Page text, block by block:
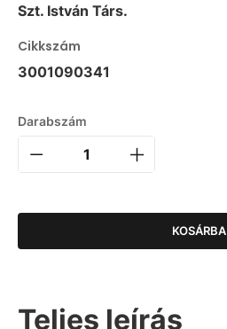
Szt. István Társ.
Cikkszám
3001090341
Darabszám
KOSÁRBA
Teljes leírás